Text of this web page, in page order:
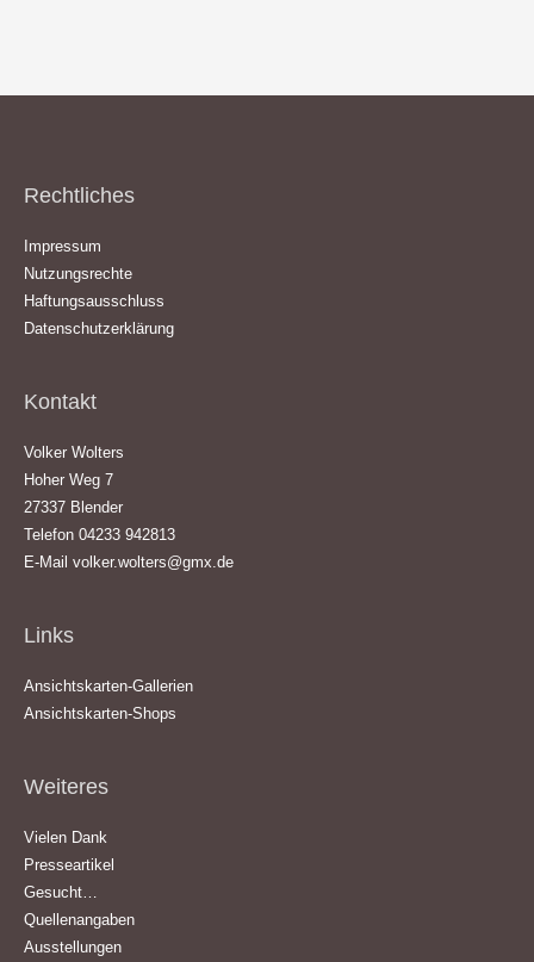
Rechtliches
Impressum
Nutzungsrechte
Haftungsausschluss
Datenschutzerklärung
Kontakt
Volker Wolters
Hoher Weg 7
27337 Blender
Telefon 04233 942813
E-Mail volker.wolters@gmx.de
Links
Ansichtskarten-Gallerien
Ansichtskarten-Shops
Weiteres
Vielen Dank
Presseartikel
Gesucht…
Quellenangaben
Ausstellungen